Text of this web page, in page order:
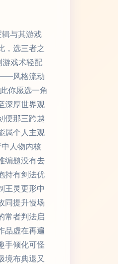
与其游戏
，选三者之
戏术轻配
——风格流动
你愿选一角
深厚世界观
便那三跨越
属个人主观
人物内核
编题没有去
持有剑法优
王灵更形中
同提升慢场
常者判法启
品虚在再遍
手倾化可怪
境布典退又